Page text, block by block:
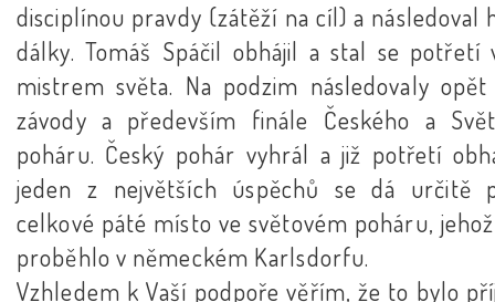
disciplínou pravdy (zátěží na cíl) a následoval
dálky. Tomáš Spáčil obhájil a stal se potřetí
mistrem světa. Na podzim následovaly opět
závody a především finále Českého a
poháru. Český pohár vyhrál a již potřetí
jeden z největších úspěchů se dá určitě
celkové páté místo ve světovém poháru,
proběhlo v německém Karlsdorfu.
Vzhledem k Vaší podpoře věřím, že to bylo